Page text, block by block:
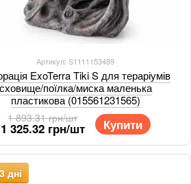
Артикул: S1111153489
ExoTerra Tiki S для тераріумів
поїлка/миска маленька
пластикова (015561231565)
1 893.31 грн/шт
1 325.32 грн/шт Купити
дні